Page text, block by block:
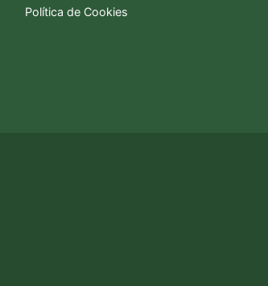
Política de Cookies